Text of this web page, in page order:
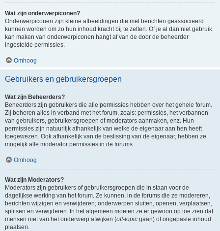
Wat zijn onderwerpiconen?
Onderwerpiconen zijn kleine afbeeldingen die met berichten geassocieerd
kunnen worden om zo hun inhoud kracht bij te zetten. Of je al dan niet gebruik
kan maken van onderwerpiconen hangt af van de door de beheerder
ingestelde permissies.
Omhoog
Gebruikers en gebruikersgroepen
Wat zijn Beheerders?
Beheerders zijn gebruikers die alle permissies hebben over het gehele forum.
Zij beheren alles in verband met het forum, zoals: permissies, het verbannen
van gebruikers, gebruikersgroepen of moderators aanmaken, enz. Hun
permissies zijn natuurlijk afhankelijk van welke de eigenaar aan hen heeft
toegewezen. Ook afhankelijk van de beslissing van de eigenaar, hebben ze
mogelijk alle moderator permissies in de forums.
Omhoog
Wat zijn Moderators?
Moderators zijn gebruikers of gebruikersgroepen die in staan voor de
dagelijkse werking van het forum. Ze kunnen, in de forums die ze modereren,
berichten wijzigen en verwijderen; onderwerpen sluiten, openen, verplaatsen,
splitsen en verwijderen. In het algemeen moeten ze er gewoon op toe zien dat
mensen niet van het onderwerp afwijken (off-topic gaan) of ongepaste inhoud
plaatsen.